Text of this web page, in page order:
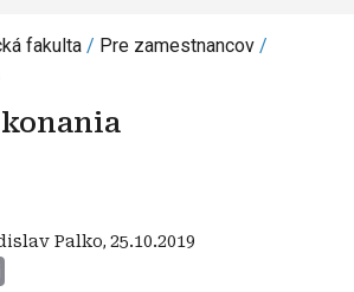
fakulta
Pre zamestnancov
Palko, 25.10.2019